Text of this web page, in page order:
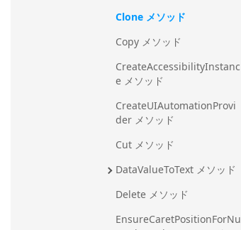
Clone メソッド
Copy メソッド
CreateAccessibilityInstanc
e メソッド
CreateUIAutomationProvi
der メソッド
Cut メソッド
DataValueToText メソッド
Delete メソッド
EnsureCaretPositionForNu